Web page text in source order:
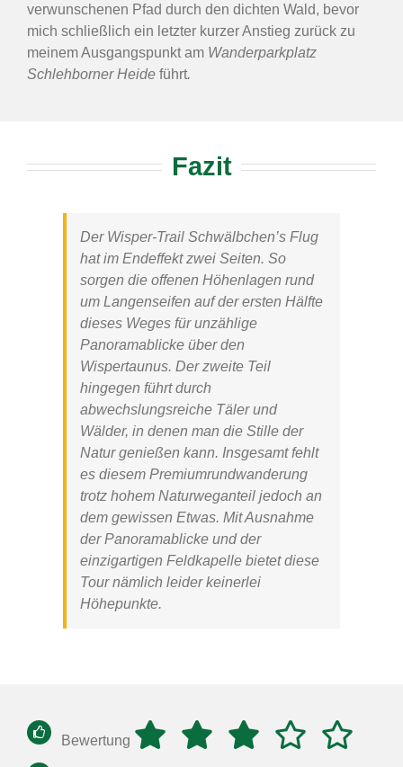
verwunschenen Pfad durch den dichten Wald, bevor
mich schließlich ein letzter kurzer Anstieg zurück zu
meinem Ausgangspunkt am Wanderparkplatz
Schlehborner Heide führt.
Fazit
Der Wisper-Trail Schwälbchen’s Flug
hat im Endeffekt zwei Seiten. So
sorgen die offenen Höhenlagen rund
um Langenseifen auf der ersten Hälfte
dieses Weges für unzählige
Panoramablicke über den
Wispertaunus. Der zweite Teil
hingegen führt durch
abwechslungsreiche Täler und
Wälder, in denen man die Stille der
Natur genießen kann. Insgesamt fehlt
es diesem Premiumrundwanderung
trotz hohem Naturweganteil jedoch an
dem gewissen Etwas. Mit Ausnahme
der Panoramablicke und der
einzigartigen Feldkapelle bietet diese
Tour nämlich leider keinerlei
Höhepunkte.
Bewertung